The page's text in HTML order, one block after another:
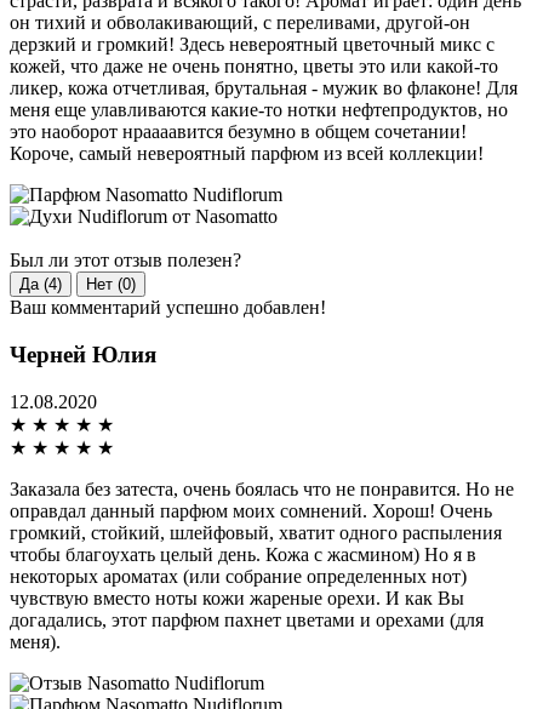
он тихий и обволакивающий, с переливами, другой-он
дерзкий и громкий! Здесь невероятный цветочный микс с
кожей, что даже не очень понятно, цветы это или какой-то
ликер, кожа отчетливая, брутальная - мужик во флаконе! Для
меня еще улавливаются какие-то нотки нефтепродуктов, но
это наоборот нраааавится безумно в общем сочетании!
Короче, самый невероятный парфюм из всей коллекции!
Был ли этот отзыв полезен?
Да (4) Нет (0)
Ваш комментарий успешно добавлен!
Черней Юлия
12.08.2020
★ ★ ★ ★ ★
★ ★ ★ ★ ★
Заказала без затеста, очень боялась что не понравится. Но не
оправдал данный парфюм моих сомнений. Хорош! Очень
громкий, стойкий, шлейфовый, хватит одного распыления
чтобы благоухать целый день. Кожа с жасмином) Но я в
некоторых ароматах (или собрание определенных нот)
чувствую вместо ноты кожи жареные орехи. И как Вы
догадались, этот парфюм пахнет цветами и орехами (для
меня).